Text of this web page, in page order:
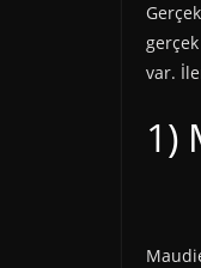
var.
1)